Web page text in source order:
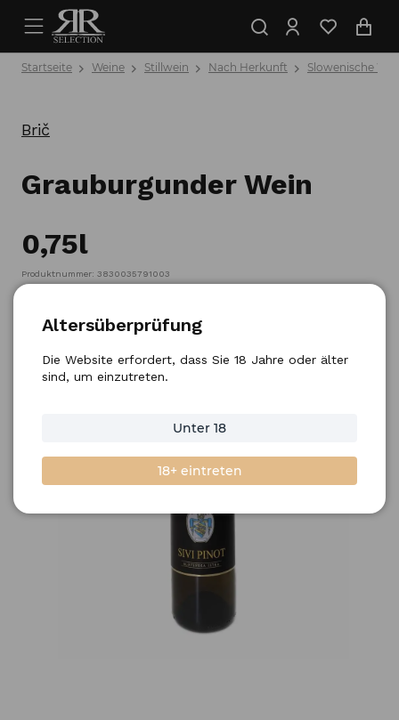
Startseite Weine Stillwein Nach Herkunft Slowenische
Brič
Grauburgunder Wein
0,75l
Produktnummer: 3830035791003
Altersüberprüfung
Die Website erfordert, dass Sie 18 Jahre oder älter
sind, um einzutreten.
Unter 18
18+ eintreten